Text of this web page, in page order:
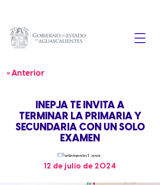
« Anterior
INEPJA TE INVITA A
TERMINAR LA PRIMARIA Y
SECUNDARIA CON UN SOLO
EXAMEN
12 de julio de 2024